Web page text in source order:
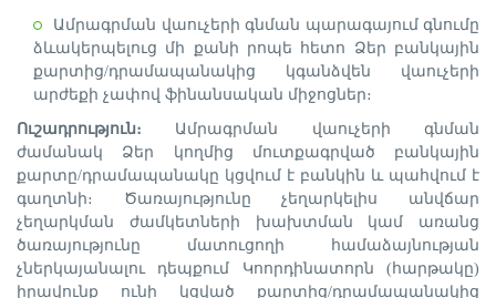
Ամրագրման վաուչերի գնման պարագայում գնումը
ձևակերպելուց մի քանի րոպե հետո Ձեր բանկային
քարտից/դրամապանակից կգանձվեն վաուչերի
արժեքի չափով ֆինանսական միջոցներ։
Ուշադրություն։ Ամրագրման վաուչերի գնման
ժամանակ Ձեր կողմից մուտքագրված բանկային
քարտը/դրամապանակը կցվում է բանկին և պահվում է
գաղտնի։ Ծառայությունը չեղարկելիս անվճար
չեղարկման ժամկետների խախտման կամ առանց
ծառայությունը մատուցողի համաձայնության
չներկայանալու դեպքում Կոորդինատորն (հարթակը)
իրավունք ունի կցված քարտից/դրամապանակից